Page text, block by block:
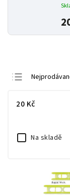
Nejdražší
20 Kč
Na skladě